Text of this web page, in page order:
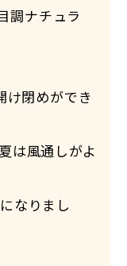
ナチュラ
閉めができ
は風通しがよ
なりまし